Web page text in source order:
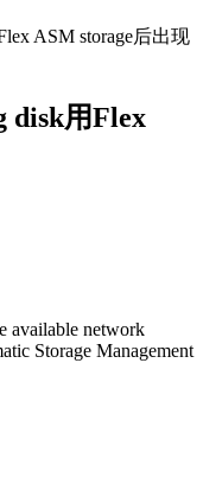
ASM storage后出现
disk用Flex
available network
Storage Management